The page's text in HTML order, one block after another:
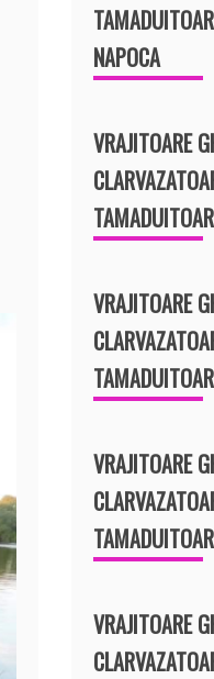
NAPOCA
VRAJITOARE
VRAJITOARE
VRAJITOARE
VRAJITOARE